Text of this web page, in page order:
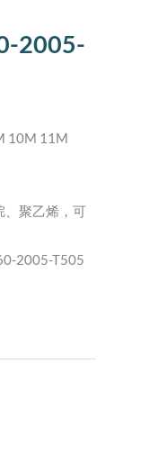
2005-
10M 11M
、聚乙烯，可
2005-T505